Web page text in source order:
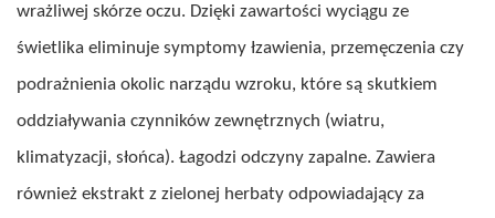
wrażliwej skórze oczu. Dzięki zawartości wyciągu ze
świetlika eliminuje symptomy łzawienia, przemęczenia czy
podrażnienia okolic narządu wzroku, które są skutkiem
oddziaływania czynników zewnętrznych (wiatru,
klimatyzacji, słońca). Łagodzi odczyny zapalne. Zawiera
również ekstrakt z zielonej herbaty odpowiadający za